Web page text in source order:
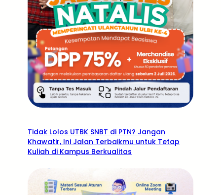
Tidak Lolos UTBK SNBT di PTN? Jangan
Khawatir, Ini Jalan Terbaikmu untuk Tetap
Kuliah di Kampus Berkualitas